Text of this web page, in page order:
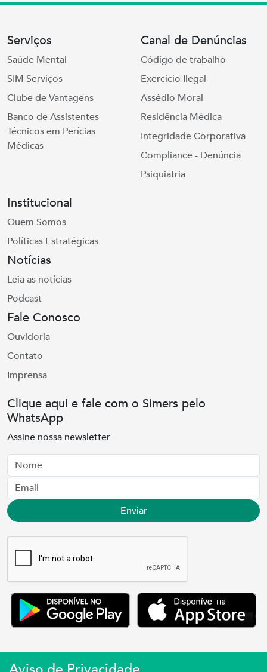
Serviços
Saúde Mental
SIM Serviços
Clube de Vantagens
Banco de Assistentes
Técnicos em Perícias
Médicas
Canal de Denúncias
Código de trabalho
Exercício Ilegal
Assédio Moral
Residência Médica
Integridade Corporativa
Compliance - Denúncia
Psiquiatria
Institucional
Quem Somos
Políticas Estratégicas
Notícias
Leia as notícias
Podcast
Fale Conosco
Ouvidoria
Contato
Imprensa
Clique aqui e fale com o Simers pelo
WhatsApp
Assine nossa newsletter
Nome
Email
Enviar